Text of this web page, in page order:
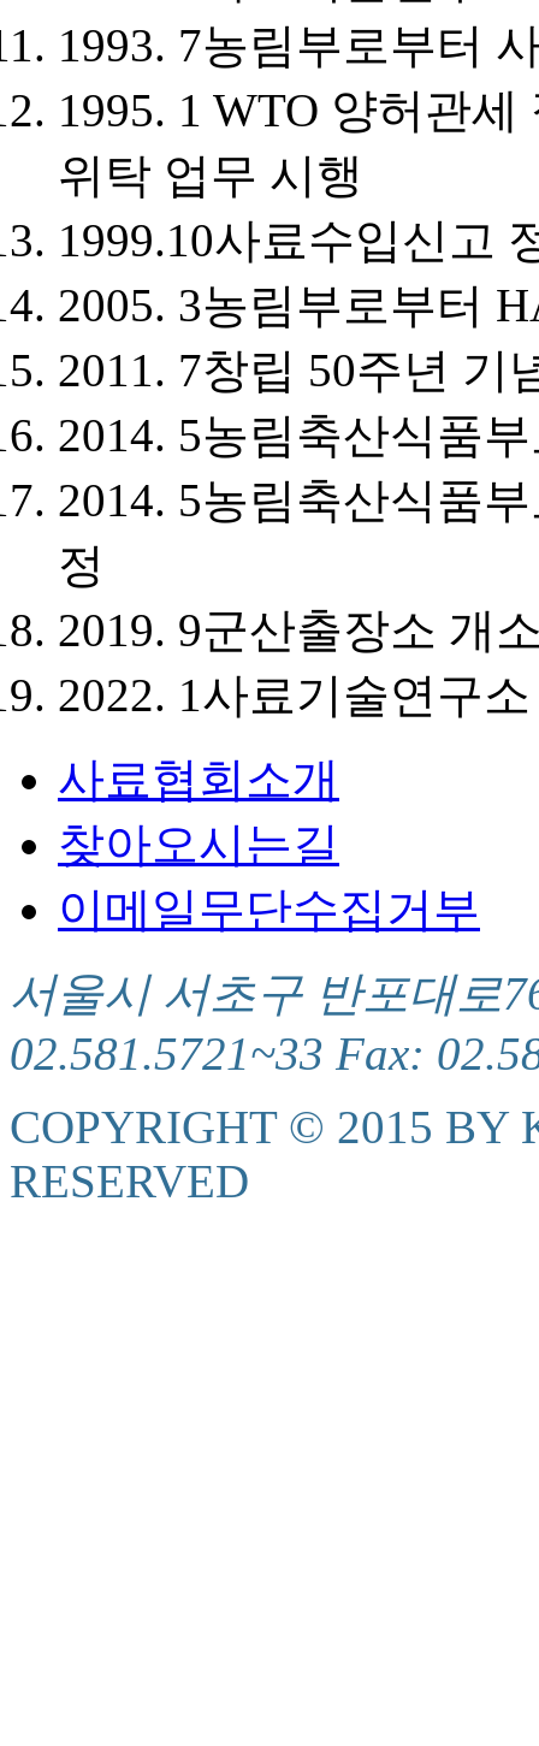
1993. 7농림부로부터
1995. 1 WTO 양허관세
위탁 업무 시행
1999.10사료수입신고
2005. 3농림부로부터
2011. 7창립 50주년 기
2014. 5농림축산식품
2014. 5농림축산식품
정
2019. 9군산출장소 개
2022. 1사료기술연구
사료협회소개
찾아오시는길
이메일무단수집거부
서울시 서초구 반포대로
02.581.5721~33 Fax:
COPYRIGHT © 2015 BY
RESERVED